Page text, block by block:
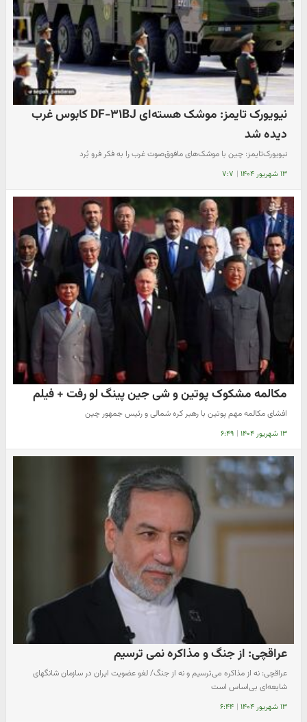
نیویورک تایمز: موشک هسته‌ای DF-۳۱BJ کابوس غرب
دیده شد
نیویورک‌تایمز: چین با موشک‌های مافوق‌صوت غرب را به فکر فرو بُرد
۱۳ شهریور ۱۴۰۴ | ۷:۷
مکالمه مشکوک پوتین و شی جین پینگ لو رفت + فیلم
افشای مکالمه مهم پوتین با رهبر کره شمالی و رئیس جمهور چین
۱۳ شهریور ۱۴۰۴ | ۶:۴۹
عراقچی: از جنگ و مذاکره نمی ترسیم
عراقچی: نه از مذاکره می‌ترسیم و نه از جنگ/ لغو عضویت ایران در سازمان شانگهای
شایعه‌ای بی‌اساس است
۱۳ شهریور ۱۴۰۴ | ۶:۴۴